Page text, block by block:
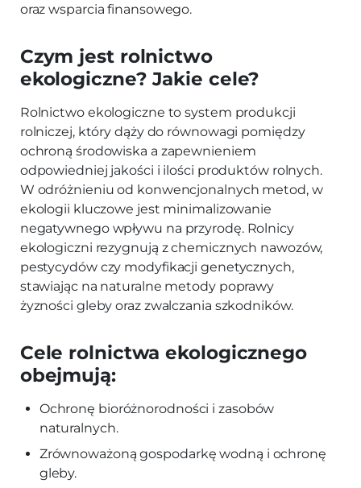
oraz wsparcia finansowego.
Czym jest rolnictwo
ekologiczne? Jakie cele?
Rolnictwo ekologiczne to system produkcji
rolniczej, który dąży do równowagi pomiędzy
ochroną środowiska a zapewnieniem
odpowiedniej jakości i ilości produktów rolnych.
W odróżnieniu od konwencjonalnych metod, w
ekologii kluczowe jest minimalizowanie
negatywnego wpływu na przyrodę. Rolnicy
ekologiczni rezygnują z chemicznych nawozów,
pestycydów czy modyfikacji genetycznych,
stawiając na naturalne metody poprawy
żyzności gleby oraz zwalczania szkodników.
Cele rolnictwa ekologicznego
obejmują:
Ochronę bioróżnorodności i zasobów
naturalnych.
Zrównoważoną gospodarkę wodną i ochronę
gleby.